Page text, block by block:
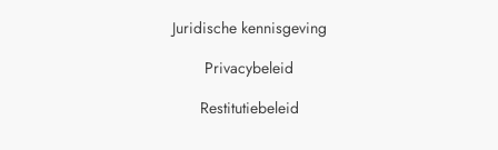
Juridische kennisgeving
Privacybeleid
Restitutiebeleid